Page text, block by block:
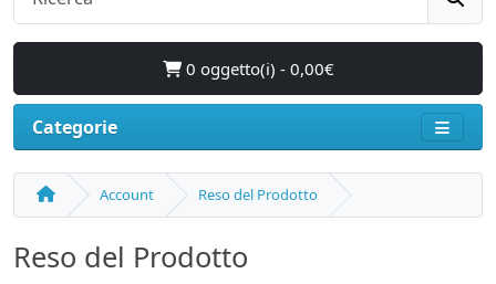
0 oggetto(i) - 0,00€
Categorie
Account Reso del Prodotto
Reso del Prodotto